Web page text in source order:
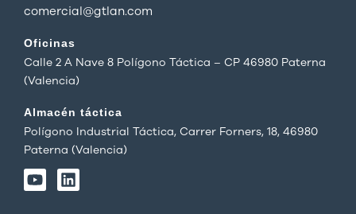
comercial@gtlan.com
Oficinas
Calle 2 A Nave 8 Polígono Táctica – CP 46980 Paterna
(Valencia)
Almacén táctica
Polígono Industrial Táctica, Carrer Forners, 18, 46980
Paterna (Valencia)
Y
o
L
i